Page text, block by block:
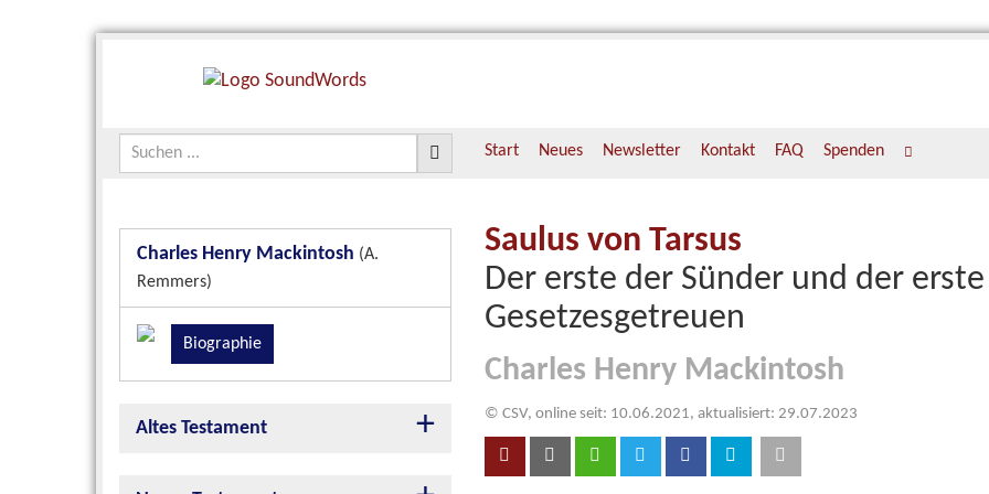
Start Neues Newsletter Kontakt FAQ Spenden
Charles Henry Mackintosh (A.
Remmers)
Biographie
Altes Testament
Saulus von Tarsus
Der erste der Sünder und der
Gesetzesgetreuen
Charles Henry Mackintosh
© CSV, online seit: 10.06.2021, aktualisiert: 29.07.2023